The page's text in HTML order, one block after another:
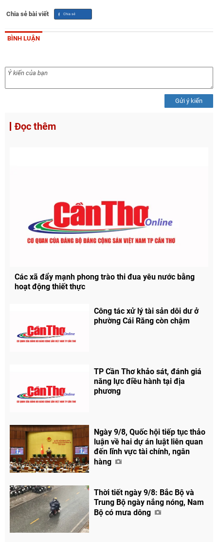
Chia sẻ bài viết
BÌNH LUẬN
Gửi ý kiến
Đọc thêm
Các xã đẩy mạnh phong trào thi đua yêu nước bằng
hoạt động thiết thực
Công tác xử lý tài sản dôi dư ở
phường Cái Răng còn chậm
TP Cần Thơ khảo sát, đánh giá
năng lực điều hành tại địa
phương
Ngày 9/8, Quốc hội tiếp tục thảo
luận về hai dự án luật liên quan
đến lĩnh vực tài chính, ngân
hàng
Thời tiết ngày 9/8: Bắc Bộ và
Trung Bộ ngày nắng nóng, Nam
Bộ có mưa dông